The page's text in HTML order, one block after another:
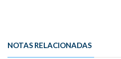
NOTAS RELACIONADAS